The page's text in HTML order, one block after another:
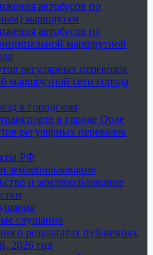
автобусов по
маршрутам
автобусов по
маршрутной
регулярных перевозок
маршрутной сети города
в городском
в городе Орле
регулярных перевозок
РФ
землепользование
и землепользование
слушания
о результатах публичных
2026 год